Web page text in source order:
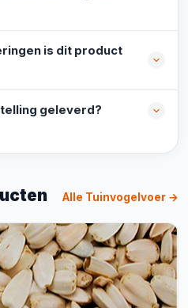
is dit product
geleverd?
Alle Tuinvogelvoer →